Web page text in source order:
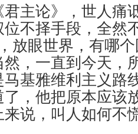
主论》，世人痛
不择手段，全然
放眼世界，有哪
，一直到今天，
基雅维利主义路
，他把原本应该
说，叫人如何不